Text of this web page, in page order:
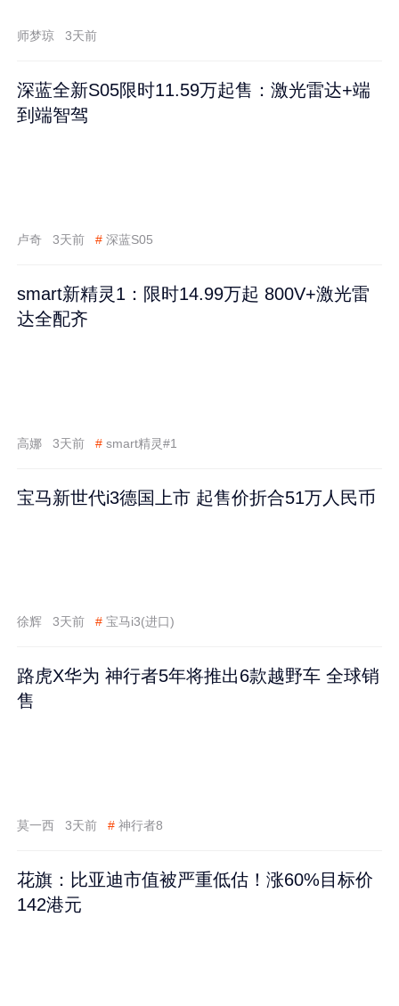
师梦琼 3天前
深蓝全新S05限时11.59万起售：激光雷达+端
到端智驾
卢奇 3天前 # 深蓝S05
smart新精灵1：限时14.99万起 800V+激光雷
达全配齐
高娜 3天前 # smart精灵#1
宝马新世代i3德国上市 起售价折合51万人民币
徐辉 3天前 # 宝马i3(进口)
路虎X华为 神行者5年将推出6款越野车 全球销
售
莫一西 3天前 # 神行者8
花旗：比亚迪市值被严重低估！涨60%目标价
142港元